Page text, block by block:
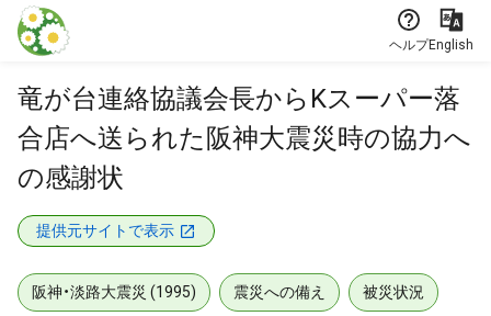
本文に飛ぶ
ヘルプEnglish
竜が台連絡協議会長からKスーパー落
合店へ送られた阪神大震災時の協力へ
の感謝状
提供元サイトで表示
阪神・淡路大震災 (1995) 震災への備え 被災状況